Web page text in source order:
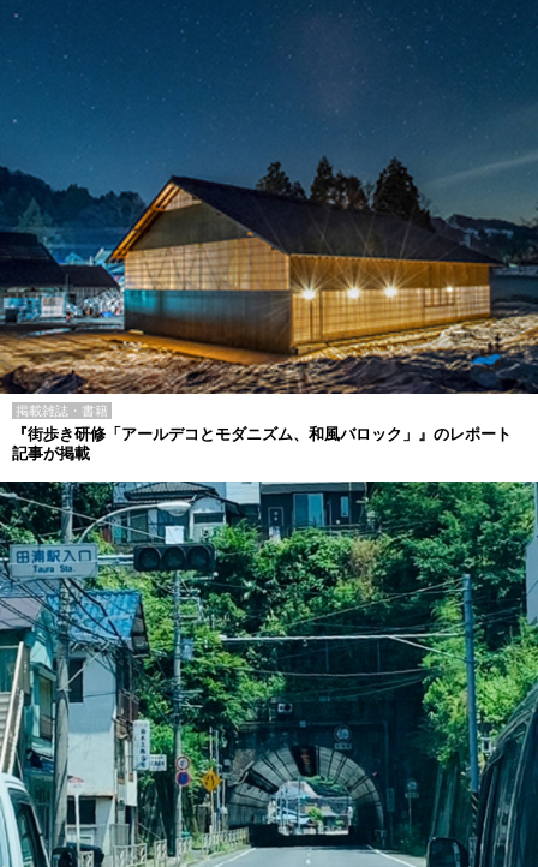
掲載雑誌・書籍
『街歩き研修「アールデコとモダニズム、和風バロック」』のレポート
記事が掲載